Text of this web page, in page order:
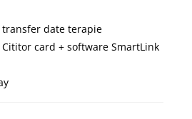
transfer date terapie
Cititor card + software SmartLink